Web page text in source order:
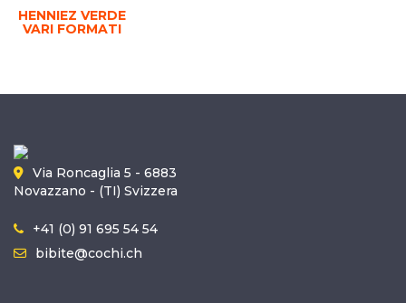
HENNIEZ VERDE
VARI FORMATI
Via Roncaglia 5 - 6883
Novazzano - (TI) Svizzera
+41 (0) 91 695 54 54
bibite@cochi.ch